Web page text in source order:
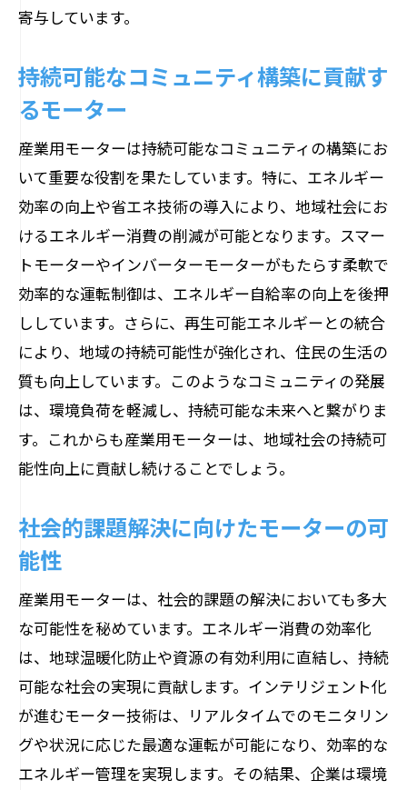
寄与しています。
持続可能なコミュニティ構築に貢献す
るモーター
産業用モーターは持続可能なコミュニティの構築にお
いて重要な役割を果たしています。特に、エネルギー
効率の向上や省エネ技術の導入により、地域社会にお
けるエネルギー消費の削減が可能となります。スマー
トモーターやインバーターモーターがもたらす柔軟で
効率的な運転制御は、エネルギー自給率の向上を後押
ししています。さらに、再生可能エネルギーとの統合
により、地域の持続可能性が強化され、住民の生活の
質も向上しています。このようなコミュニティの発展
は、環境負荷を軽減し、持続可能な未来へと繋がりま
す。これからも産業用モーターは、地域社会の持続可
能性向上に貢献し続けることでしょう。
社会的課題解決に向けたモーターの可
能性
産業用モーターは、社会的課題の解決においても多大
な可能性を秘めています。エネルギー消費の効率化
は、地球温暖化防止や資源の有効利用に直結し、持続
可能な社会の実現に貢献します。インテリジェント化
が進むモーター技術は、リアルタイムでのモニタリン
グや状況に応じた最適な運転が可能になり、効率的な
エネルギー管理を実現します。その結果、企業は環境